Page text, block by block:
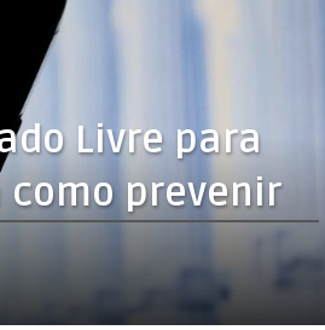
Livre para
como prevenir